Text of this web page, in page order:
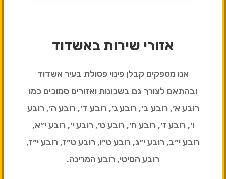
אזורי שירות באשדוד
אנו מספקים קבלן פינוי פסולת בעיר אשדוד
ובהתאם לצורך גם בשכונות ואזורים סמוכים כמו
רובע א׳, רובע ב׳, רובע ג׳, רובע ד׳, רובע ה׳, רובע
ו׳, רובע ז׳, רובע ח׳, רובע ט׳, רובע י׳, רובע י״א,
רובע י״ב, רובע י״ג, רובע ט״ו, רובע ט״ז, רובע י״ז,
רובע הסיטי, רובע המרינה.